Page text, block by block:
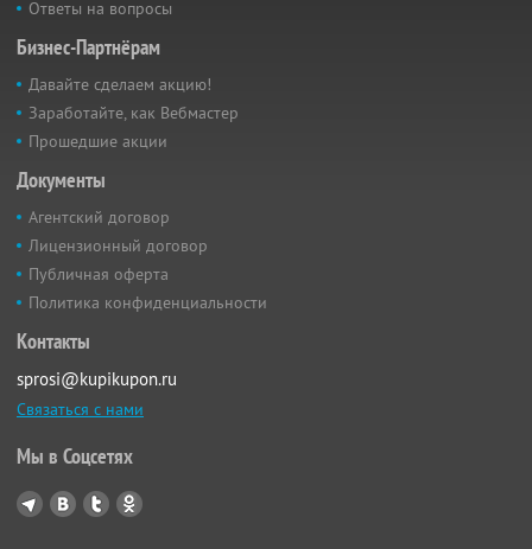
Ответы на вопросы
Бизнес-Партнёрам
Давайте сделаем акцию!
Заработайте, как Вебмастер
Прошедшие акции
Документы
Агентский договор
Лицензионный договор
Публичная оферта
Политика конфиденциальности
Контакты
sprosi@kupikupon.ru
Связаться с нами
Мы в Соцсетях